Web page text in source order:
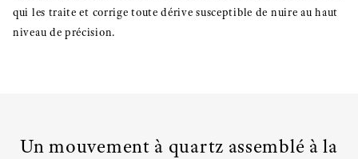
qui les traite et corrige toute dérive susceptible de nuire au haut
niveau de précision.
Un mouvement à quartz assemblé à la